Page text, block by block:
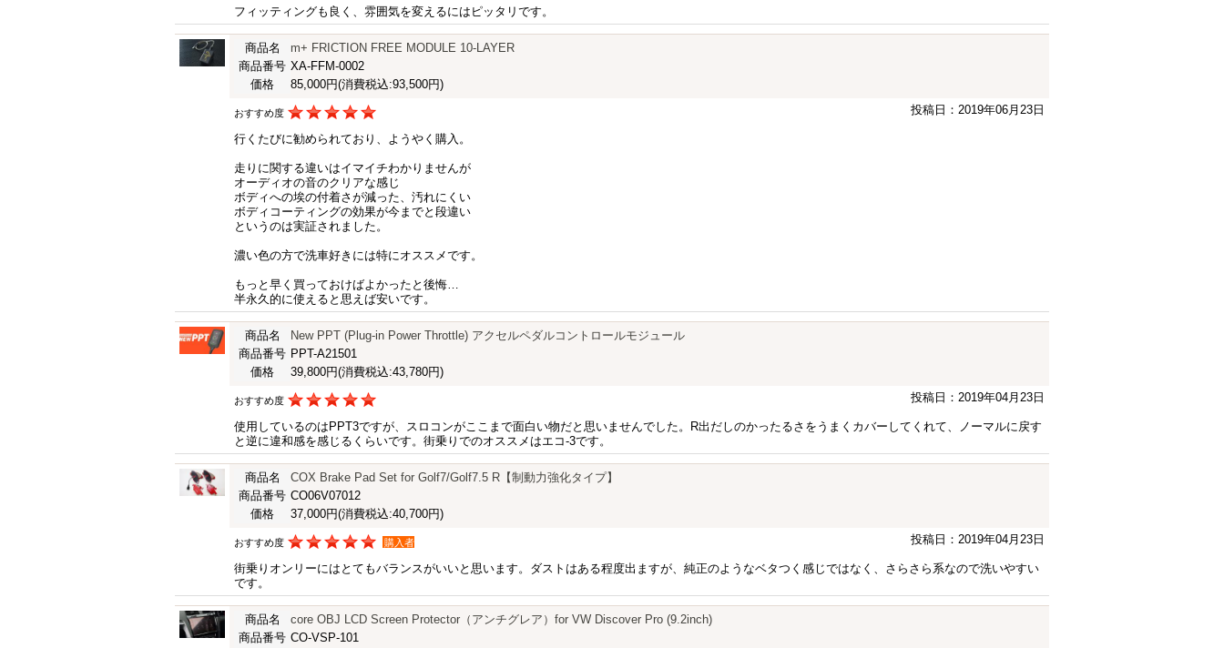
フィッティングも良く、雰囲気を変えるにはピッタリです。
商品名
m+ FRICTION FREE MODULE 10-LAYER
商品番号 XA-FFM-0002
価格
85,000円(消費税込:93,500円)
投稿日：2019年06月23日
おすすめ度
行くたびに勧められており、ようやく購入。
走りに関する違いはイマイチわかりませんが
オーディオの音のクリアな感じ
ボディへの埃の付着さが減った、汚れにくい
ボディコーティングの効果が今までと段違い
というのは実証されました。
濃い色の方で洗車好きには特にオススメです。
もっと早く買っておけばよかったと後悔…
半永久的に使えると思えば安いです。
商品名
New PPT (Plug-in Power Throttle) アクセルペダルコントロールモジュール
商品番号 PPT-A21501
価格
39,800円(消費税込:43,780円)
投稿日：2019年04月23日
おすすめ度
使用しているのはPPT3ですが、スロコンがここまで面白い物だと思いませんでした。R出だしのかったるさをうまくカバーしてくれて、ノーマルに戻す
と逆に違和感を感じるくらいです。街乗りでのオススメはエコ-3です。
商品名
COX Brake Pad Set for Golf7/Golf7.5 R【制動力強化タイプ】
商品番号 CO06V07012
価格
37,000円(消費税込:40,700円)
投稿日：2019年04月23日
おすすめ度 購入者
街乗りオンリーにはとてもバランスがいいと思います。ダストはある程度出ますが、純正のようなベタつく感じではなく、さらさら系なので洗いやすい
です。
商品名
core OBJ LCD Screen Protector（アンチグレア）for VW Discover Pro (9.2inch)
商品番号 CO-VSP-101